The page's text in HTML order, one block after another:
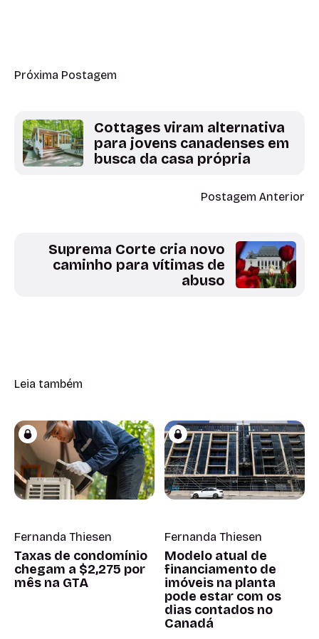
Próxima Postagem
Cottages viram alternativa
para jovens canadenses em
busca da casa própria
Postagem Anterior
Suprema Corte cria novo
caminho para vítimas de
abuso
Leia também
Fernanda Thiesen
Taxas de condomínio
chegam a $2,275 por
mês na GTA
Fernanda Thiesen
Modelo atual de
financiamento de
imóveis na planta
pode estar com os
dias contados no
Canadá